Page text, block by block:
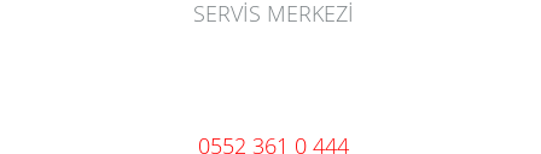
SERVİS MERKEZİ
0552 361 0 444